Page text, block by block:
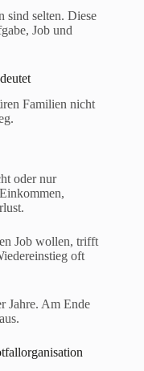
sind selten. Diese
Job und
Familien nicht
oder nur
Job wollen, trifft
oft
Jahre. Am Ende